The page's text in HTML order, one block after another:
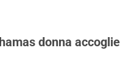
donna accoglie